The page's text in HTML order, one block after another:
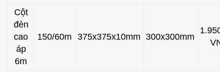
Cột
đèn
cao
áp
6m
150/60m 375x375x10mm 300x300mm